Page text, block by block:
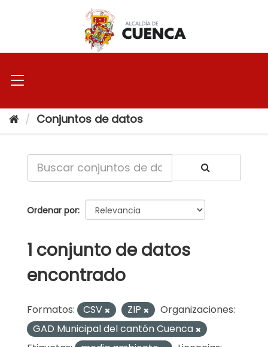
Conjuntos de datos
Ordenar por
1 conjunto de datos
encontrado
Formatos: CSV ZIP
Organizaciones:
GAD Municipal del cantón Cuenca